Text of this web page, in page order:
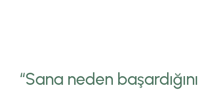
“Sana neden başardığını